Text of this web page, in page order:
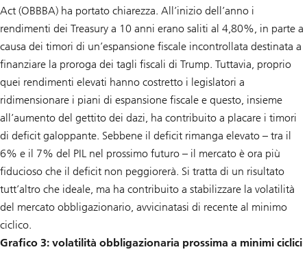
Act (OBBBA) ha portato chiarezza. All’inizio dell’anno i
rendimenti dei Treasury a 10 anni erano saliti al 4,80%, in parte a
causa dei timori di un’espansione fiscale incontrollata destinata a
finanziare la proroga dei tagli fiscali di Trump. Tuttavia, proprio
quei rendimenti elevati hanno costretto i legislatori a
ridimensionare i piani di espansione fiscale e questo, insieme
all’aumento del gettito dei dazi, ha contribuito a placare i timori
di deficit galoppante. Sebbene il deficit rimanga elevato – tra il
6% e il 7% del PIL nel prossimo futuro – il mercato è ora più
fiducioso che il deficit non peggiorerà. Si tratta di un risultato
tutt’altro che ideale, ma ha contribuito a stabilizzare la volatilità
del mercato obbligazionario, avvicinatasi di recente al minimo
ciclico.
Grafico 3: volatilità obbligazionaria prossima a minimi ciclici